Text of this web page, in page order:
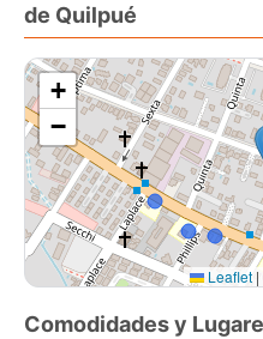
Año de construcción: 2001
CÓDIGO 2889
CONTACTO
Daniela Arancibia [Use el
de contacto disponibles] //
Vende
LIBERONA RODRÍGUEZ
de Quilpué
+
−
Leaflet |
Comodidades y